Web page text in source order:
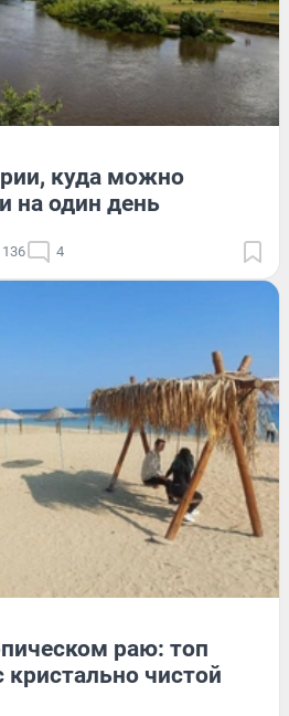
куда можно
на один день
136 4
раю: топ
чистой